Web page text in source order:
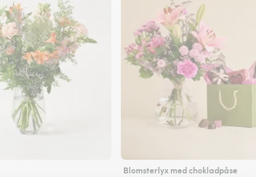
Blomsterlyx med chokladpåse